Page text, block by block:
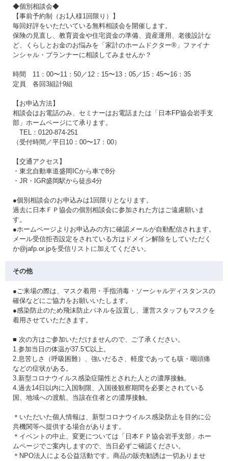
◆個別相談会◆
【事前予約制（お1人様1回限り）】
毎回好評をいただいている無料相談会を開催します。
保険の見直し、教育資金や住宅資金の準備、資産運用、老後設計な
ど、くらしとお金のお悩みを「家計のホームドクター®」ファイナ
ンシャル・プランナーに相談してみませんか？
時間 11：00〜11：50／12：15〜13：05／15：45〜16：35
定員 各回3組計9組
【お申込方法】
相談会はお電話のみ、セミナーはお電話または「日本FP協会岩手支
部」ホームページにて承ります。
TEL：0120-874-251
（受付時間／平日10：00〜17：00）
【交通アクセス】
・東北自動車道盛岡ICから車で8分
・JR・IGR盛岡駅から徒歩4分
●個別相談会のお申込みは1回限りとなります。
過去に日本ＦＰ協会の個別相談会に参加された方はご遠慮願いま
す。
●ホームページよりお申込みの方に確認メールが自動配信されます。
メール受信拒否設定をされている方はドメイン解除をしていただく
か@jafp.or.jpを受信リストに加えてください。
その他
●ご来場の際は、マスク着用・手指消毒・ソーシャルディスタンスの
確保などにご協力をお願いいたします。
●感染防止のため飛沫防止パネルを設置し、運営スタッフもマスクを
着用させていただきます。
■ 次の方はご参加いただけませんので、ご了承ください。
1.参加当日の体温が37.5℃以上。
2.息苦しさ（呼吸困難）、強いだるさ、軽度であっても咳・咽頭痛
などの症状がある。
3.新型コロナウイルス感染症陽性とされた人との濃厚接触。
4.過去14日以内に入国制限、入国後観察期間を必要とされている
国、地域への渡航、当該在住者との濃厚接触。
＊いただいた個人情報は、新型コロナウイルス感染防止を目的に公
共機関等へ提供する場合があります。
＊イベントの中止、変更については「日本ＦＰ協会岩手支部」ホー
ムページでご案内しますので、当日必ずご確認ください。
＊NPO法人による公益活動です。商品の販売勧誘は一切ありませ